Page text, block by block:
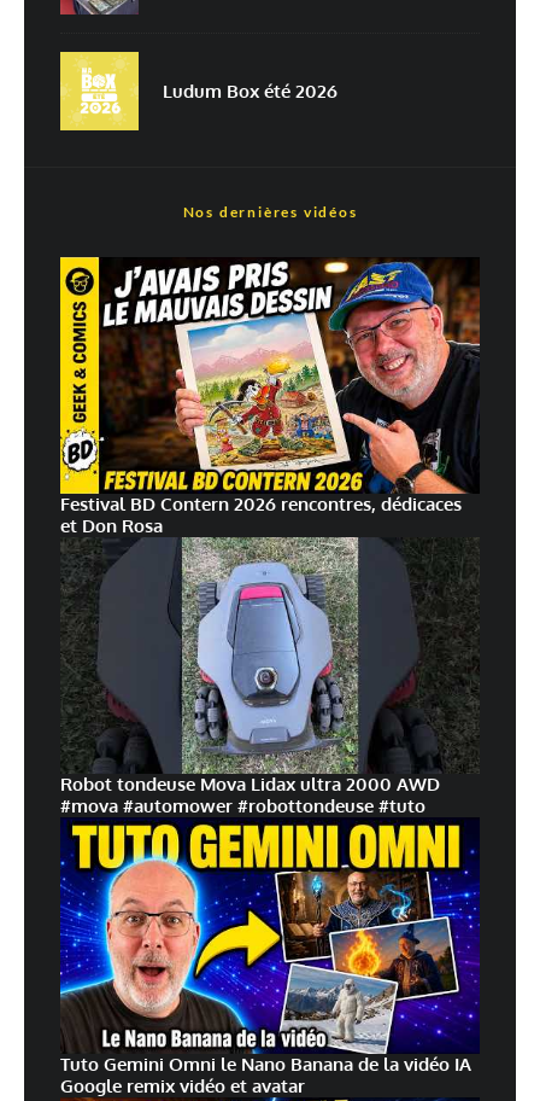
Prévenez-moi de tous les nouveaux commentaires par e-mail.
Prévenez-moi de tous les nouveaux articles par e-mail.
traitées
Ludum Box été 2026
Nos dernières vidéos
Festival BD Contern 2026 rencontres, dédicaces
et Don Rosa
Robot tondeuse Mova Lidax ultra 2000 AWD
#mova #automower #robottondeuse #tuto
Tuto Gemini Omni le Nano Banana de la vidéo IA
Google remix vidéo et avatar